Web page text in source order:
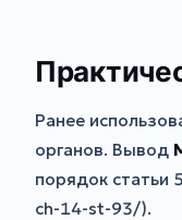
Ранее
органов. Вывод
порядок статьи
ch-14-st-93/).